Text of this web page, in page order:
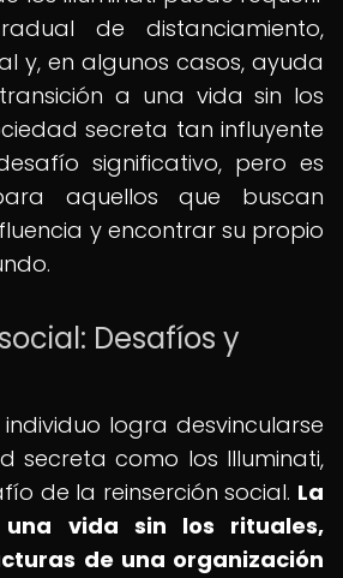
de distanciamiento,
y, en algunos casos, ayuda
a una vida sin los
secreta tan influyente
significativo, pero es
aquellos que buscan
y encontrar su propio
Desafíos y
logra desvincularse
secreta como los Illuminati,
de la reinserción social. La
vida sin los rituales,
de una organización